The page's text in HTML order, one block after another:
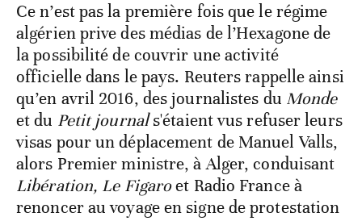
Ce n’est pas la première fois que le régime
algérien prive des médias de l’Hexagone de
la possibilité de couvrir une activité
officielle dans le pays. Reuters rappelle ainsi
qu’en avril 2016, des journalistes du Monde
et du Petit journals'étaient vus refuser leurs
visas pour un déplacement de Manuel Valls,
alors Premier ministre, à Alger, conduisant
Libération, Le Figaroet Radio France à
renoncer au voyage en signe de protestation